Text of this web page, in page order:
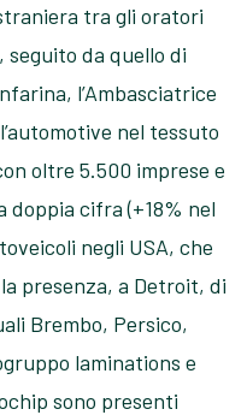
tra gli oratori
da quello di
l’Ambasciatrice
nel tessuto
oltre 5.500 imprese e
cifra (+18% nel
negli USA, che
presenza, a Detroit, di
Brembo, Persico,
laminations e
sono presenti